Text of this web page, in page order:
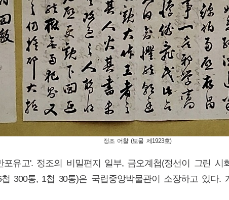
찰 (보물 제1923호)
유고'. 정조의 비밀편지 일부, 금오계첩(정선이 그린
300통, 1첩 30통)은 국립중앙박물관이 소장하고 있다.